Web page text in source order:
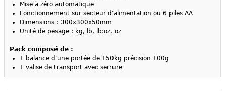
Mise à zéro automatique
Fonctionnement sur secteur d'alimentation ou 6 piles AA
Dimensions : 300x300x50mm
Unité de pesage : kg, lb, lb:oz, oz
Pack composé de :
1 balance d'une portée de 150kg précision 100g
1 valise de transport avec serrure